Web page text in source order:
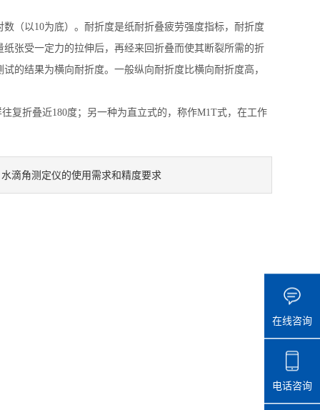
（以10为底）。耐折度是纸耐折叠疲劳强度指标，耐折度
张受一定力的拉伸后，再经来回折叠而使其断裂所需的折
的结果为横向耐折度。一般纵向耐折度比横向耐折度高，
复折叠近180度；另一种为直立式的，称作M1T式，在工作
水滴角测定仪的使用需求和精度要求
在线咨询
电话咨询